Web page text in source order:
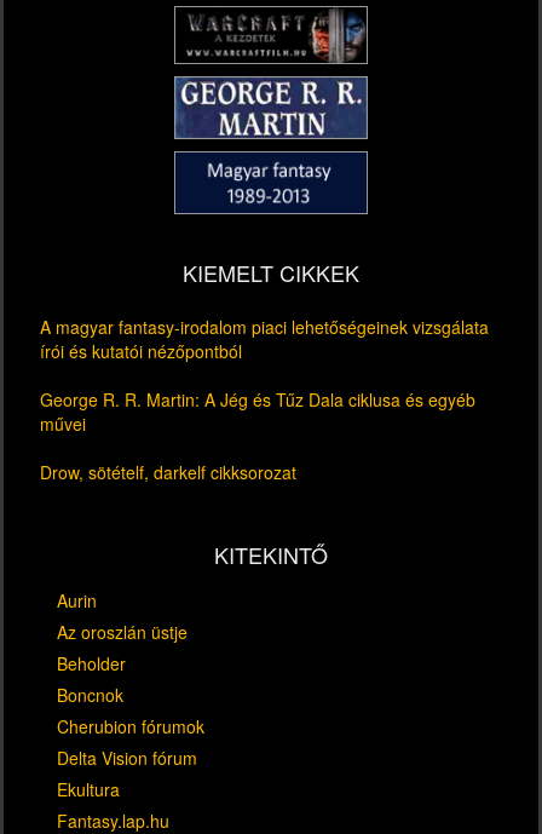
KIEMELT CIKKEK
A magyar fantasy-irodalom piaci lehetőségeinek vizsgálata
írói és kutatói nézőpontból
George R. R. Martin: A Jég és Tűz Dala ciklusa és egyéb
művei
Drow, sötételf, darkelf cikksorozat
KITEKINTŐ
Aurin
Az oroszlán üstje
Beholder
Boncnok
Cherubion fórumok
Delta Vision fórum
Ekultura
Fantasy.lap.hu